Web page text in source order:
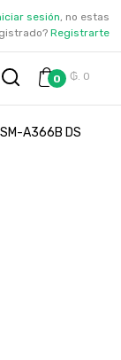
sesión, no estas
Registrarte
0 ₲. 0
A366B DS